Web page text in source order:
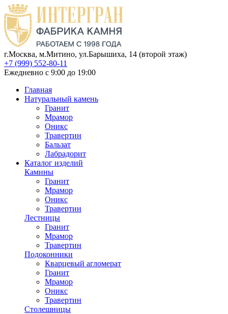
г.Москва, м.Митино, ул.Барышиха, 14 (второй этаж)
+7 (999) 552-80-11
Ежедневно с 9:00 до 19:00
Главная
Натуральный камень
Гранит
Мрамор
Оникс
Травертин
Бальзат
Лабрадорит
Каталог изделий
Камины
Гранит
Мрамор
Оникс
Травертин
Лестницы
Гранит
Мрамор
Травертин
Подоконники
Кварцевый агломерат
Гранит
Мрамор
Оникс
Травертин
Столешницы